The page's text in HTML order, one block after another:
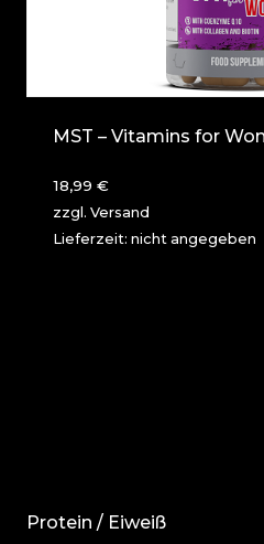
MST – Vitamins for
18,99 €
zzgl. Versand
Lieferzeit: nicht angegeben
Protein / Eiweiß